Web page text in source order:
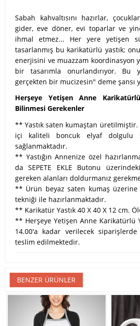
Sabah kahvaltısını hazırlar,
gider, eve döner, evi toparlar ve
ihmal etmez... Her yere yetişen
tasarlanmış bu karikatürlü yastık;
enerjisini ve muazzam koordinasyon
bir tasarımla onurlandırıyor. Bu
gerçekten bir mucizesin" deme şansı
Herşeye Yetişen Anne
Bilinmesi Gerekenler
** Yastık saten kumaştan
içi kaliteli boncuk elyaf dolgulu
sağlanmaktadır.
** Yastığın Annenize özel
da SEPETE EKLE Butonu
gereken alanları doldurmanız
** Ürün beyaz saten kumaş üzerine
tekniği ile hazırlanmaktadır.
** Karikatür Yastık 40 X 40 X 12 cm.
** Herşeye Yetişen Anne Karikatürlü
14.00'a kadar verilecek
teslim edilmektedir.
BENZER ÜRÜNLER